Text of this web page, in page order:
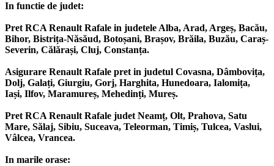
In functie de judet:
Pret RCA Renault Rafale in judetele Alba, Arad, Argeș, Bacău,
Bihor, Bistrița-Năsăud, Botoșani, Brașov, Brăila, Buzău, Caraș-
Severin, Călărași, Cluj, Constanța.
Asigurare Renault Rafale pret in judetul Covasna, Dâmbovița,
Dolj, Galați, Giurgiu, Gorj, Harghita, Hunedoara, Ialomița,
Iași, Ilfov, Maramureș, Mehedinți, Mureș.
Pret RCA Renault Rafale judet Neamț, Olt, Prahova, Satu
Mare, Sălaj, Sibiu, Suceava, Teleorman, Timiș, Tulcea, Vaslui,
Vâlcea, Vrancea.
In marile orase: